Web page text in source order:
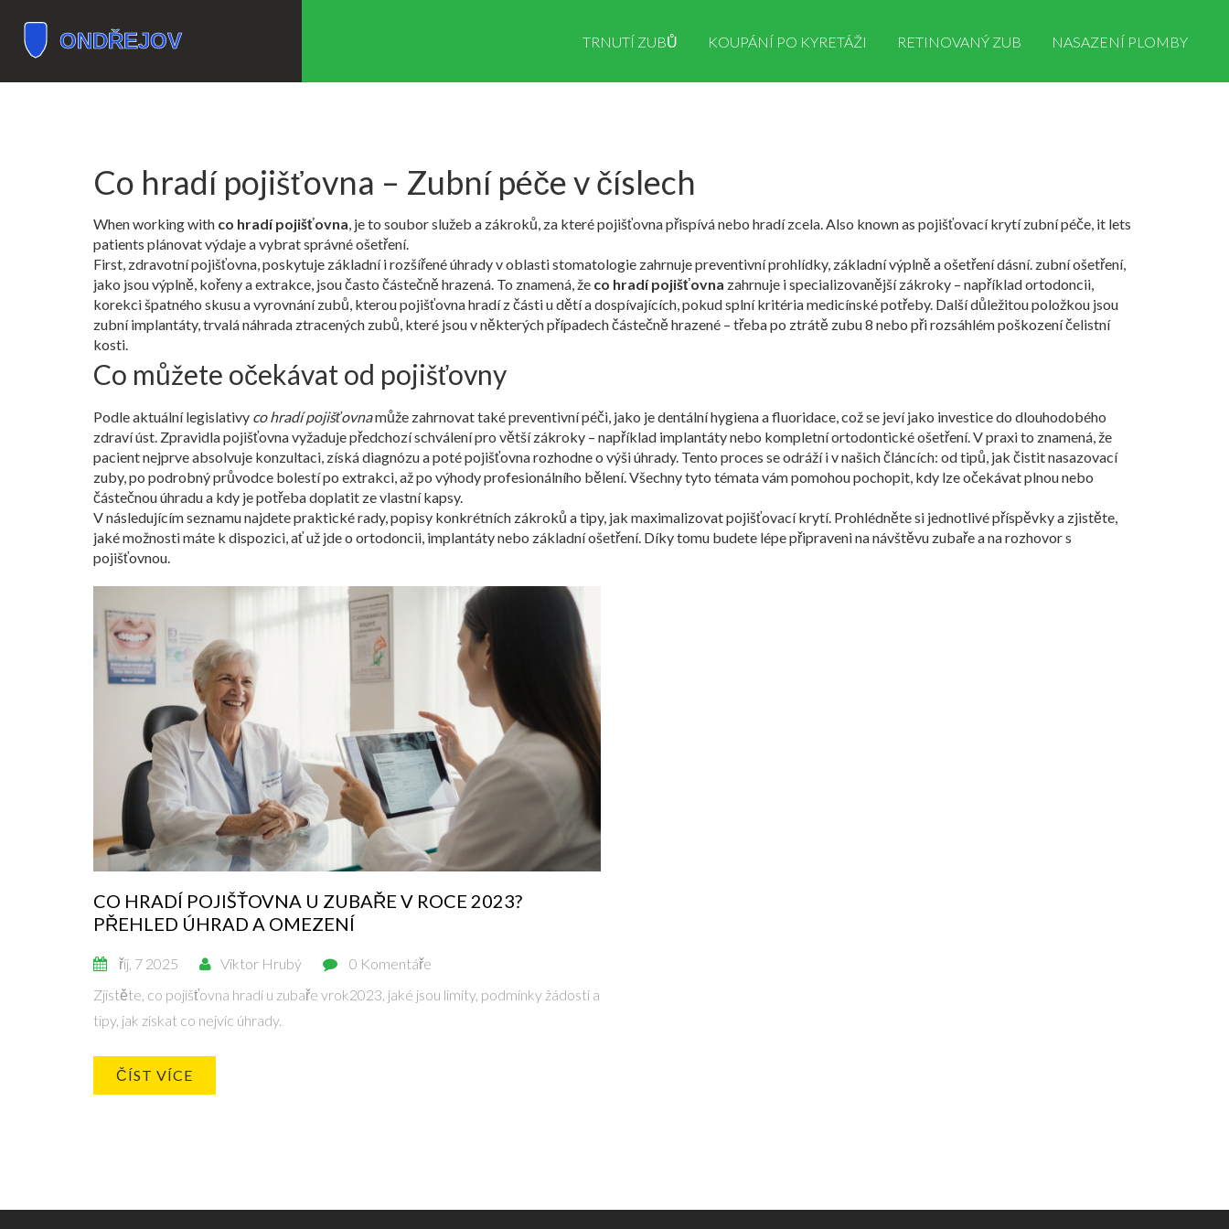
TRNUTÍ ZUBŮ KOUPÁNÍ PO KYRETÁŽI RETINOVANÝ ZUB NASAZENÍ PLOMBY
Co hradí pojišťovna – Zubní péče v číslech
When working with co hradí pojišťovna, je to soubor služeb a zákroků, za které pojišťovna přispívá nebo hradí zcela. Also known as pojišťovací krytí zubní péče, it lets
patients plánovat výdaje a vybrat správné ošetření.
First, zdravotní pojišťovna,poskytuje základní i rozšířené úhrady v oblasti stomatologie zahrnuje preventivní prohlídky, základní výplně a ošetření dásní. zubní ošetření,
jako jsou výplně, kořeny a extrakce, jsou často částečně hrazená. To znamená, že co hradí pojišťovna zahrnuje i specializovanější zákroky – napříkladortodoncii,
korekci špatného skusu a vyrovnání zubů, kterou pojišťovna hradí z části u dětí a dospívajících, pokud splní kritéria medicínské potřeby. Další důležitou položkou jsou
zubní implantáty,trvalá náhrada ztracených zubů, které jsou v některých případech částečně hrazené – třeba po ztrátě zubu 8 nebo při rozsáhlém poškození čelistní
kosti.
Co můžete očekávat od pojišťovny
Podle aktuální legislativy co hradí pojišťovnamůže zahrnovat také preventivní péči, jako je dentální hygiena a fluoridace, což se jeví jako investice do dlouhodobého
zdraví úst. Zpravidla pojišťovna vyžaduje předchozí schválení pro větší zákroky – například implantáty nebo kompletní ortodontické ošetření. V praxi to znamená, že
pacient nejprve absolvuje konzultaci, získá diagnózu a poté pojišťovna rozhodne o výši úhrady. Tento proces se odráží i v našich článcích: od tipů, jak čistit nasazovací
zuby, po podrobný průvodce bolestí po extrakci, až po výhody profesionálního bělení. Všechny tyto témata vám pomohou pochopit, kdy lze očekávat plnou nebo
částečnou úhradu a kdy je potřeba doplatit ze vlastní kapsy.
V následujícím seznamu najdete praktické rady, popisy konkrétních zákroků a tipy, jak maximalizovat pojišťovací krytí. Prohlédněte si jednotlivé příspěvky a zjistěte,
jaké možnosti máte k dispozici, ať už jde o ortodoncii, implantáty nebo základní ošetření. Díky tomu budete lépe připraveni na návštěvu zubaře a na rozhovor s
pojišťovnou.
CO HRADÍ POJIŠŤOVNA U ZUBAŘE V ROCE 2023?
PŘEHLED ÚHRAD A OMEZENÍ
říj, 7 2025 Viktor Hrubý
0 Komentáře
Zjistěte, co pojišťovna hradí u zubaře vrok2023, jaké jsou limity, podmínky žádosti a
tipy, jak získat co nejvíc úhrady.
ČÍST VÍCE